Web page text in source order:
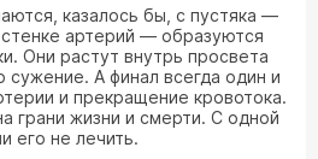
казалось бы, с пустяка —
артерий — образуются
Они растут внутрь просвета
сужение. А финал всегда один и
и прекращение кровотока.
грани жизни и смерти. С одной
его не лечить.